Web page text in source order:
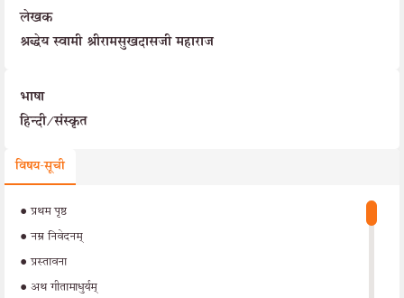
लेखक
श्रद्धेय स्वामी श्रीरामसुखदासजी महाराज
भाषा
हिन्दी/संस्कृत
विषय-सूची
•प्रथम पृष्ठ
•नम्र निवेदनम्
•प्रस्तावना
• अथ गीतामाधुर्यम्